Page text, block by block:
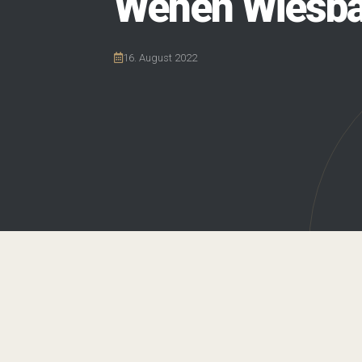
16. August 2022